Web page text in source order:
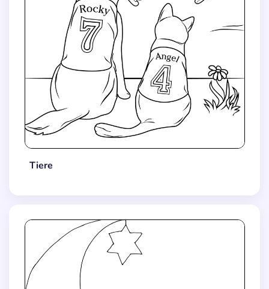
Tiere